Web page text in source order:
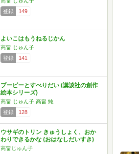
登録
149
よいこはもうねるじかん
高畠 じゅん子
登録
141
ブービーとすべりだい (講談社の創作
絵本シリーズ)
高畠 じゅん子,高畠 純
登録
128
ウサギのトリン きゅうしょく、おか
わりできるかな (おはなしだいすき)
高畠じゅん子